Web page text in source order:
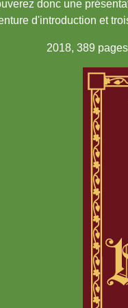
donc une
d'introduction et
2018, 389